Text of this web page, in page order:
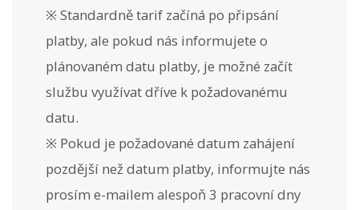
※ Standardně tarif začíná po připsání
platby, ale pokud nás informujete o
plánovaném datu platby, je možné začít
službu využívat dříve k požadovanému
datu.
※ Pokud je požadované datum zahájení
pozdější než datum platby, informujte nás
prosím e-mailem alespoň 3 pracovní dny